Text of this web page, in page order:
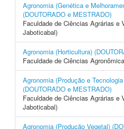
Agronomia (Genética e
(DOUTORADO e MESTRADO)
Faculdade de Ciências Agrárias e
Jaboticabal)
Agronomia (Horticultura)
Faculdade de Ciências
Agronomia (Produção e
(DOUTORADO e MESTRADO)
Faculdade de Ciências Agrárias e
Jaboticabal)
Agronomia (Produção Vegetal)